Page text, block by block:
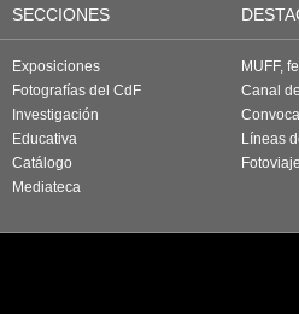
SECCIONES
Exposiciones
Fotografías del CdF
Investigación
Educativa
Catálogo
Mediateca
MUFF,
Canal
Líneas